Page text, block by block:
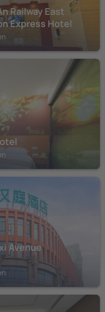
Railway East
Express Hotel
Avenue